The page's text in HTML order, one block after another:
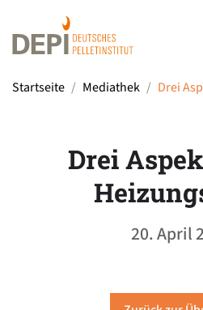
Startseite Mediathek Drei
Drei
20. April